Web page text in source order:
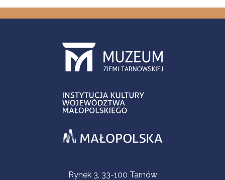
Informacje kontaktoweRynek 3, 33-100 Tarnów